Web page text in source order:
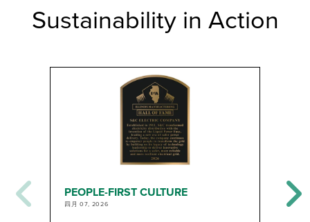
Sustainability in Action
PEOPLE-FIRST CULTURE
四月 07, 2026